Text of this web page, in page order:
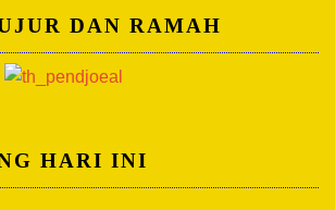
DAN RAMAH
HARI INI